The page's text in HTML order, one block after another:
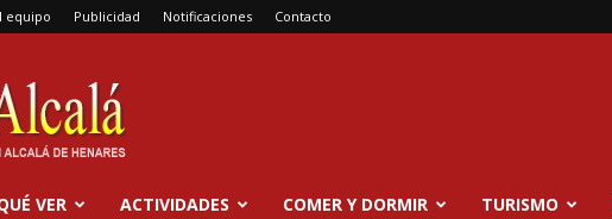
equipo Publicidad Notificaciones Contacto
VER ACTIVIDADES COMER Y DORMIR TURISMO